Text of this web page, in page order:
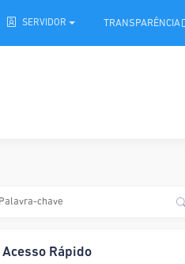
SERVIDOR TRANSPARÊNCIA
Acesso Rápido